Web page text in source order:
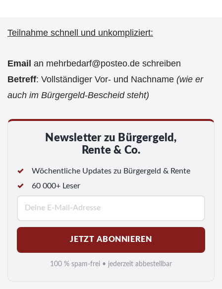
Teilnahme schnell und unkompliziert:
Email an mehrbedarf@posteo.de schreiben
Betreff: Vollständiger Vor- und Nachname (wie er
auch im Bürgergeld-Bescheid steht)
Newsletter zu Bürgergeld,
Rente & Co.
Wöchentliche Updates zu Bürgergeld & Rente
60 000+ Leser
M
a
i
l
JETZT ABONNIEREN
100 % spam-frei • jederzeit abbestellbar